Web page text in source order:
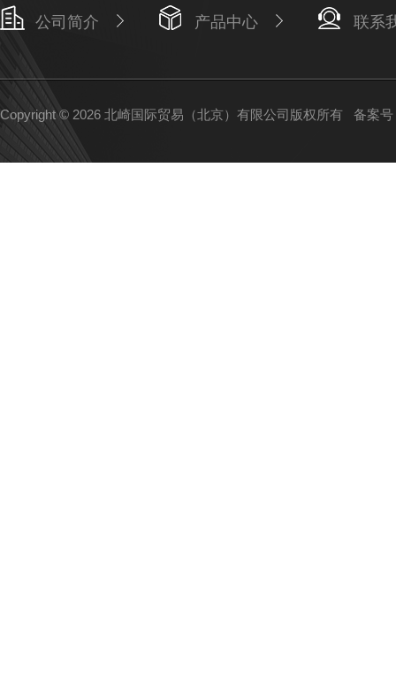
公司简介 产品中心 联系
Copyright © 2026 北崎国际贸易（北京）有限公司版权所有 备案号